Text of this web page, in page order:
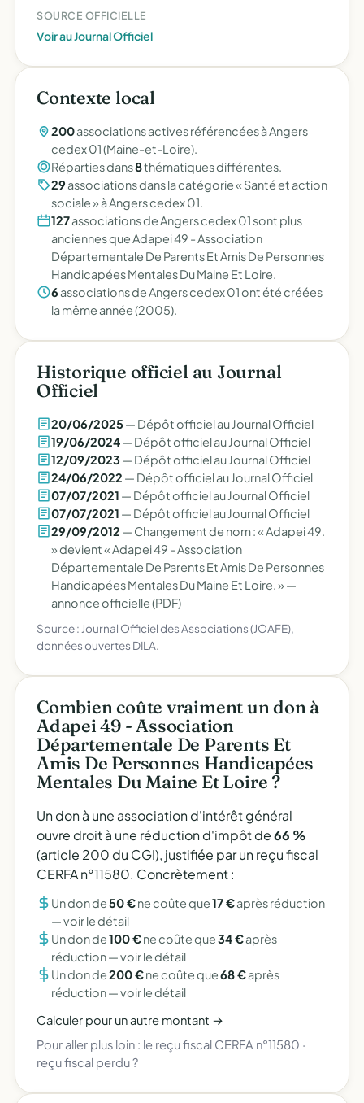
SOURCE OFFICIELLE
Voir au Journal Officiel
Contexte local
200associations actives référencées à Angers
cedex 01 (Maine-et-Loire).
Réparties dans8thématiques différentes.
29 associations dans la catégorie « Santé et action
sociale » à Angers cedex 01.
127associations de Angers cedex 01 sont plus
anciennes que Adapei 49 - Association
Départementale De Parents Et Amis De Personnes
Handicapées Mentales Du Maine Et Loire.
6 associations de Angers cedex 01 ont été créées
la même année (2005).
Historique officiel au Journal
Officiel
20/06/2025— Dépôt officiel au Journal Officiel
19/06/2024— Dépôt officiel au Journal Officiel
12/09/2023— Dépôt officiel au Journal Officiel
24/06/2022 — Dépôt officiel au Journal Officiel
07/07/2021 — Dépôt officiel au Journal Officiel
07/07/2021 — Dépôt officiel au Journal Officiel
29/09/2012 — Changement de nom : « Adapei 49.
» devient « Adapei 49 - Association
Départementale De Parents Et Amis De Personnes
Handicapées Mentales Du Maine Et Loire. » —
annonce officielle (PDF)
Source : Journal Officiel des Associations (JOAFE),
données ouvertes DILA.
Combien coûte vraiment un don à
Adapei 49 - Association
Départementale De Parents Et
Amis De Personnes Handicapées
Mentales Du Maine Et Loire ?
Un don à une association d'intérêt général
ouvre droit à une réduction d'impôt de66 %
(article 200 du CGI), justifiée par un reçu fiscal
CERFA n°11580. Concrètement :
Un don de50 €ne coûte que17 €après réduction
—voir le détail
Un don de100 €ne coûte que34 €après
réduction —voir le détail
Un don de200 €ne coûte que68 €après
réduction —voir le détail
Calculer pour un autre montant →
Pour aller plus loin : le reçu fiscal CERFA n°11580 ·
reçu fiscal perdu ?